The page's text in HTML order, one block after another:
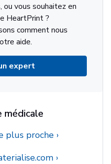
ou vous souhaitez en
HeartPrint ?
comment nous
aide.
expert
médicale
plus proche